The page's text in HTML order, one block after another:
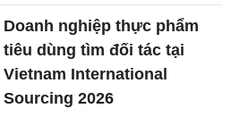
Doanh nghiệp thực phẩm
tiêu dùng tìm đối tác tại
Vietnam International
Sourcing 2026